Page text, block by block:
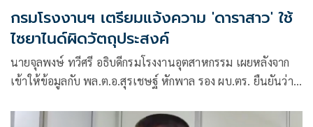
กรมโรงงานฯ เตรียมแจ้งความ 'ดาราสาว' ใช้
ไซยาไนด์ผิดวัตถุประสงค์
นายจุลพงษ์ ทวีศรี อธิบดีกรมโรงงานอุตสาหกรรม เผยหลังจาก
เข้าให้ข้อมูลกับ พล.ต.อ.สุรเชษฐ์ หักพาล รอง ผบ.ตร. ยืนยันว่า
ต่างประเทศ ให้เป็นไปตามวัตถุประสงค์